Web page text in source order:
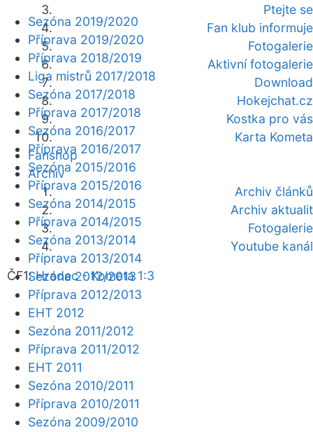
Ptejte se
Fan klub informuje
Fotogalerie
Aktivní fotogalerie
Download
Hokejchat.cz
Kostka pro vás
Karta Kometa
Fanshop
Archiv
Archiv článků
Archiv aktualit
Fotogalerie
Youtube kanál
ČF1:Hradec - Kometa 1:3
Sezóna 2019/2020
Příprava 2019/2020
Příprava 2018/2019
Liga mistrů 2017/2018
Sezóna 2017/2018
Příprava 2017/2018
Sezóna 2016/2017
Příprava 2016/2017
Sezóna 2015/2016
Příprava 2015/2016
Sezóna 2014/2015
Příprava 2014/2015
Sezóna 2013/2014
Příprava 2013/2014
Sezóna 2012/2013
Příprava 2012/2013
EHT 2012
Sezóna 2011/2012
Příprava 2011/2012
EHT 2011
Sezóna 2010/2011
Příprava 2010/2011
Sezóna 2009/2010